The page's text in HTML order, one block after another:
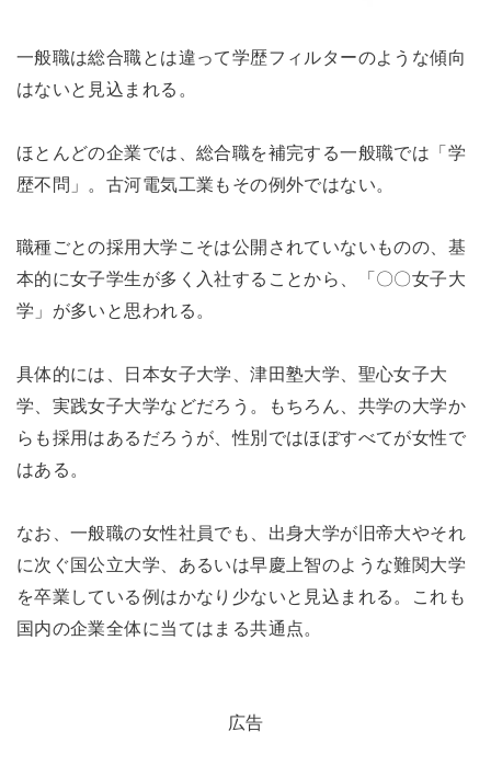
一般職は総合職とは違って学歴フィルターのような傾向
はないと見込まれる。
ほとんどの企業では、総合職を補完する一般職では「学
歴不問」。古河電気工業もその例外ではない。
職種ごとの採用大学こそは公開されていないものの、基
本的に女子学生が多く入社することから、「〇〇女子大
学」が多いと思われる。
具体的には、日本女子大学、津田塾大学、聖心女子大
学、実践女子大学などだろう。もちろん、共学の大学か
らも採用はあるだろうが、性別ではほぼすべてが女性で
はある。
なお、一般職の女性社員でも、出身大学が旧帝大やそれ
に次ぐ国公立大学、あるいは早慶上智のような難関大学
を卒業している例はかなり少ないと見込まれる。これも
国内の企業全体に当てはまる共通点。
広告